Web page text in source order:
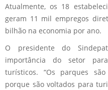
Atualmente, os 18
geram 11 mil empregos
bilhão na economia por ano.
O presidente do
importância do setor
turísticos. “Os parques
porque são voltados para